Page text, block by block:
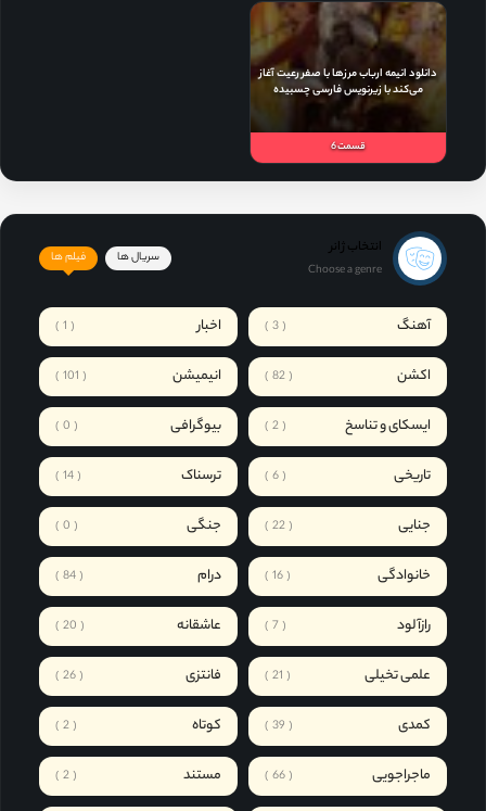
قسمت 6
انتخاب ژانر
Choose a genre
فیلم ها سریال ها
آهنگ 3 اخبار 1
اکشن 82 انیمیشن 101
ایسکای و تناسخ 2 بیوگرافی 0
تاریخی 6 ترسناک 14
جنایی 22 جنگی 0
خانوادگی 16 درام 84
رازآلود 7 عاشقانه 20
علمی تخیلی 21 فانتزی 26
کمدی 39 کوتاه 2
ماجراجویی 66 مستند 2